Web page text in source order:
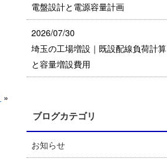
»
電盤設計と電源容量計画
2026/07/30
埼玉の工場増設｜既設配線負荷計算
と容量増設費用
ブログカテゴリ
お知らせ